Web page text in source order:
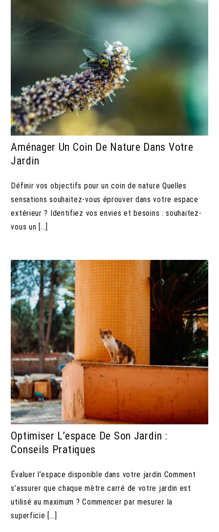
Aménager Un Coin De Nature Dans Votre
Jardin
Définir vos objectifs pour un coin de nature Quelles
sensations souhaitez-vous éprouver dans votre espace
extérieur ? Identifiez vos envies et besoins : souhaitez-
vous un […]
Optimiser L’espace De Son Jardin :
Conseils Pratiques
Évaluer l’espace disponible dans votre jardin Comment
s’assurer que chaque mètre carré de votre jardin est
utilisé au maximum ? Commencer par mesurer la
superficie […]